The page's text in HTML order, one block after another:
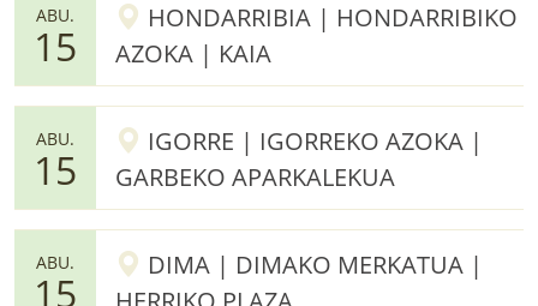
ABU.
15
HONDARRIBIA | HONDARRIBIKO
AZOKA | KAIA
ABU.
15
IGORRE | IGORREKO AZOKA |
GARBEKO APARKALEKUA
ABU.
15
DIMA | DIMAKO MERKATUA |